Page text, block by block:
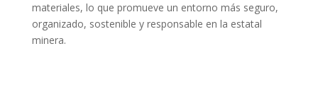
materiales, lo que promueve un entorno más seguro,
organizado, sostenible y responsable en la estatal
minera.